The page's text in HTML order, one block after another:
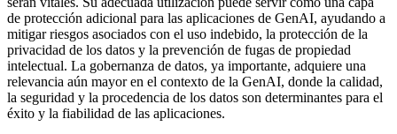
de protección adicional para las aplicaciones de GenAI, ayudando a
mitigar riesgos asociados con el uso indebido, la protección de la
privacidad de los datos y la prevención de fugas de propiedad
intelectual. La gobernanza de datos, ya importante, adquiere una
relevancia aún mayor en el contexto de la GenAI, donde la calidad,
la seguridad y la procedencia de los datos son determinantes para el
éxito y la fiabilidad de las aplicaciones.